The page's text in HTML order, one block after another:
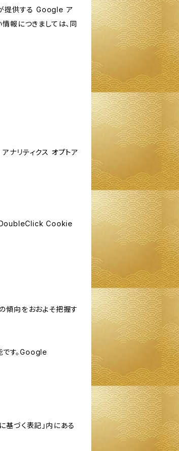
が提供する Google ア
報につきましては、同
ナリティクス オプトア
DoubleClick Cookie
傾向をおおよそ把握す
す。Google
基づく表記」内にある